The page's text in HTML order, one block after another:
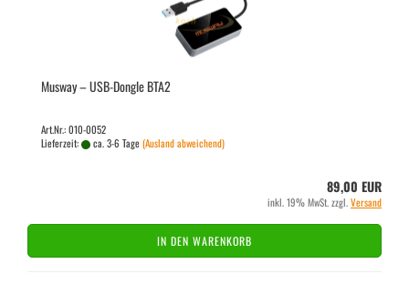
Mus­way – USB-​Don­gle BTA2
Art.Nr.: 010-0052
Lieferzeit:
ca. 3-6 Tage(Ausland abweichend)
89,00 EUR
inkl. 19% MwSt. zzgl.Versand
IN DEN WARENKORB